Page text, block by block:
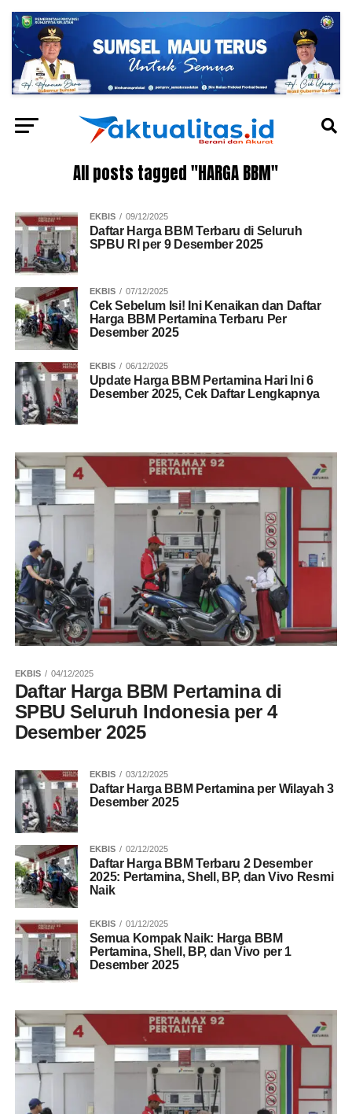
All posts tagged "HARGA BBM"
EKBIS 09/12/2025
Daftar Harga BBM Terbaru di Seluruh
SPBU RI per 9 Desember 2025
EKBIS 07/12/2025
Cek Sebelum Isi! Ini Kenaikan dan Daftar
Harga BBM Pertamina Terbaru Per
Desember 2025
EKBIS 06/12/2025
Update Harga BBM Pertamina Hari Ini 6
Desember 2025, Cek Daftar Lengkapnya
EKBIS 04/12/2025
Daftar Harga BBM Pertamina di
SPBU Seluruh Indonesia per 4
Desember 2025
EKBIS 03/12/2025
Daftar Harga BBM Pertamina per Wilayah 3
Desember 2025
EKBIS 02/12/2025
Daftar Harga BBM Terbaru 2 Desember
2025: Pertamina, Shell, BP, dan Vivo Resmi
Naik
EKBIS 01/12/2025
Semua Kompak Naik: Harga BBM
Pertamina, Shell, BP, dan Vivo per 1
Desember 2025